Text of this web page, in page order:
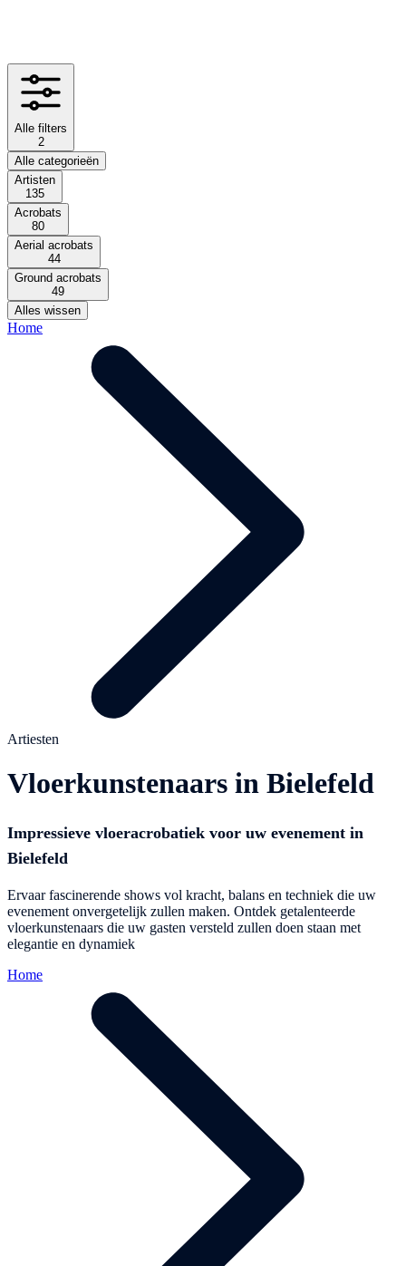
Alle filters
2
Alle categorieën
Artisten
135
Acrobats
80
Aerial acrobats
44
Ground acrobats
49
Alles wissen
Home
Artiesten
Vloerkunstenaars in Bielefeld
Impressieve vloeracrobatiek voor uw evenement in
Bielefeld
Ervaar fascinerende shows vol kracht, balans en techniek die uw
evenement onvergetelijk zullen maken. Ontdek getalenteerde
vloerkunstenaars die uw gasten versteld zullen doen staan met
elegantie en dynamiek
Home